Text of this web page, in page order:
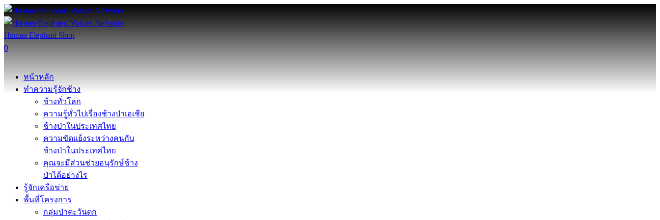
Human Elephant Shop
0
หน้าหลัก
ทำความรู้จักช้าง
ช้างทั่วโลก
ความรู้ทั่วไปเรื่องช้างป่าเอเชีย
ช้างป่าในประเทศไทย
ความขัดแย้งระหว่างคนกับ
ช้างป่าในประเทศไทย
คุณจะมีส่วนช่วยอนุรักษ์ช้าง
ป่าได้อย่างไร
รู้จักเครือข่าย
พื้นที่โครงการ
กลุ่มป่าตะวันตก